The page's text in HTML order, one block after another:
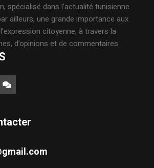
spécialisé dans l’actualité tunisienne.
ailleurs, une grande importance aux
citoyenne, à travers la
d’opinions et de commentaires.